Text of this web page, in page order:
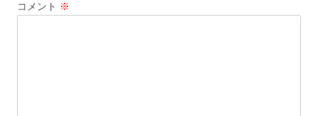
シ
コメント ※